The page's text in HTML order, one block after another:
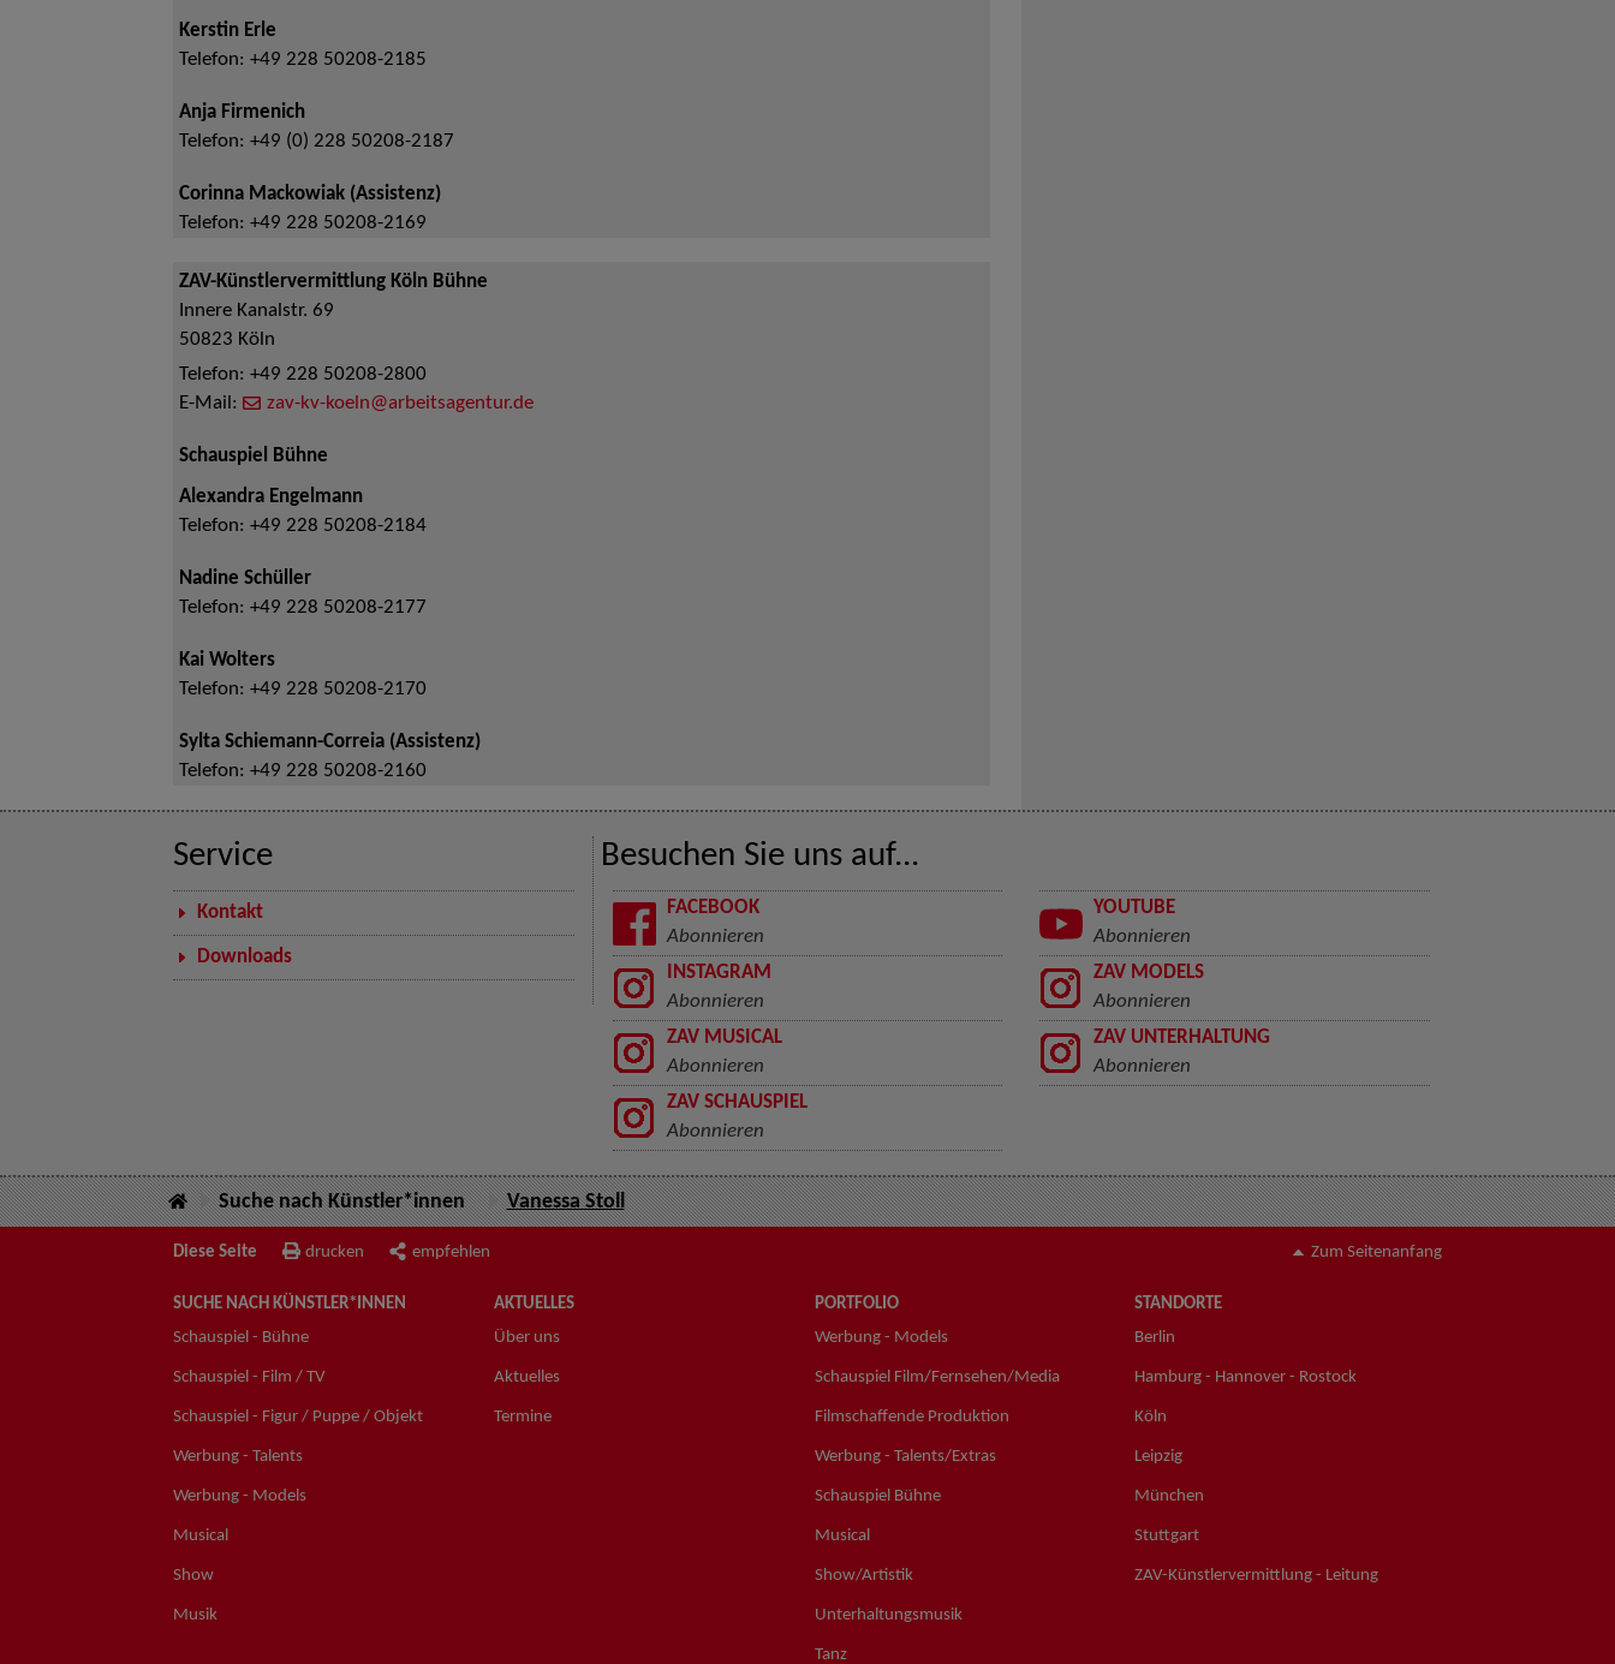
Kerstin Erle
Telefon: +49 228 50208-2185
Anja Firmenich
Telefon: +49 (0) 228 50208-2187
Corinna Mackowiak (Assistenz)
Telefon: +49 228 50208-2169
ZAV-Künstlervermittlung Köln Bühne
Innere Kanalstr. 69
50823 Köln
Telefon: +49 228 50208-2800
E-Mail:
zav-kv-koeln@arbeitsagentur.de
Schauspiel Bühne
Alexandra Engelmann
Telefon: +49 228 50208-2184
Nadine Schüller
Telefon: +49 228 50208-2177
Kai Wolters
Telefon: +49 228 50208-2170
Sylta Schiemann-Correia (Assistenz)
Telefon: +49 228 50208-2160
Service
Kontakt
Downloads
Besuchen Sie uns auf...
FACEBOOK
Abonnieren
YOUTUBE
Abonnieren
INSTAGRAM
Abonnieren
ZAV MODELS
Abonnieren
ZAV MUSICAL
Abonnieren
ZAV UNTERHALTUNG
Abonnieren
ZAV SCHAUSPIEL
Abonnieren
Suche nach Künstler*innen Vanessa Stoll
Diese Seite drucken empfehlen Zum Seitenanfang
SUCHE NACH KÜNSTLER*INNEN
Schauspiel - Bühne
Schauspiel - Film / TV
Schauspiel - Figur / Puppe / Objekt
Werbung - Talents
Werbung - Models
Musical
Show
Musik
AKTUELLES
Über uns
Aktuelles
Termine
PORTFOLIO
Werbung - Models
Schauspiel Film/Fernsehen/Media
Filmschaffende Produktion
Werbung - Talents/Extras
Schauspiel Bühne
Musical
Show/Artistik
Unterhaltungsmusik
Tanz
STANDORTE
Berlin
Hamburg - Hannover - Rostock
Köln
Leipzig
München
Stuttgart
ZAV-Künstlervermittlung - Leitung